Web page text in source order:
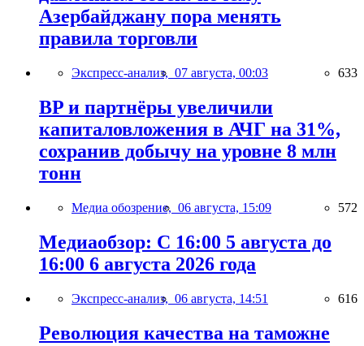
Азербайджану пора менять
правила торговли
Экспресс-анализ, 07 августа, 00:03 633
BP и партнёры увеличили
капиталовложения в АЧГ на 31%,
сохранив добычу на уровне 8 млн
тонн
Медиа обозрение, 06 августа, 15:09 572
Медиаобзор: С 16:00 5 августа до
16:00 6 августа 2026 года
Экспресс-анализ, 06 августа, 14:51 616
Революция качества на таможне